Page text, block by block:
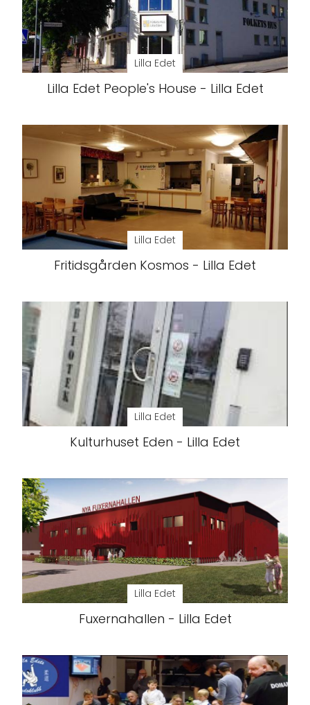
Lilla Edet
Lilla Edet People's House - Lilla Edet
Lilla Edet
Fritidsgården Kosmos - Lilla Edet
Lilla Edet
Kulturhuset Eden - Lilla Edet
Lilla Edet
Fuxernahallen - Lilla Edet